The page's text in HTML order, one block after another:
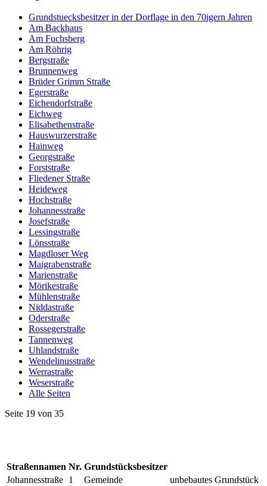
Grundstuecksbesitzer in der Dorflage in den 70igern Jahren
Am Backhaus
Am Fuchsberg
Am Röhrig
Bergstraße
Brunnenweg
Brüder Grimm Straße
Egerstraße
Eichendorfstraße
Eichweg
Elisabethenstraße
Hauswurzerstraße
Hainweg
Georgstraße
Forststraße
Fliedener Straße
Heideweg
Hochstraße
Johannesstraße
Josefstraße
Lessingstraße
Lönsstraße
Magdloser Weg
Maigrabenstraße
Marienstraße
Mörikestraße
Mühlenstraße
Niddastraße
Oderstraße
Rossegerstraße
Tannenweg
Uhlandstraße
Wendelinusstraße
Werrastraße
Weserstraße
Alle Seiten
Seite 19 von 35
Straßennamen Nr. Grundstücksbesitzer
Johannesstraße 1 Gemeinde unbebautes Grundstück